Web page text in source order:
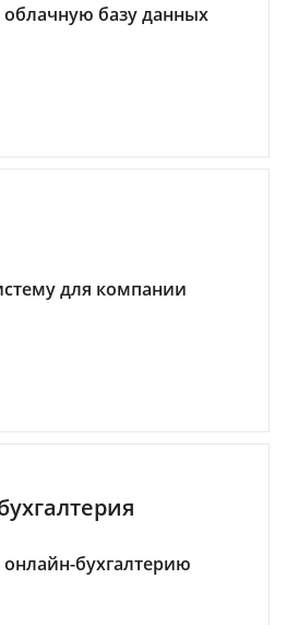
базу данных
для компании
бухгалтерию